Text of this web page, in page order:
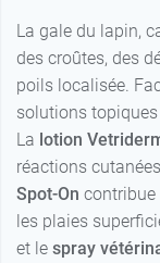
La gale du lapin,
des croûtes, des
poils localisée.
solutions
La lotion
réactions
Spot-On contribue
les plaies
et le spray